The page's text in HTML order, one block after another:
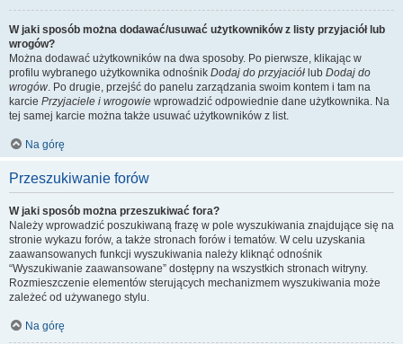
W jaki sposób można dodawać/usuwać użytkowników z listy przyjaciół lub
wrogów?
Można dodawać użytkowników na dwa sposoby. Po pierwsze, klikając w
profilu wybranego użytkownika odnośnik Dodaj do przyjaciół lub Dodaj do
wrogów. Po drugie, przejść do panelu zarządzania swoim kontem i tam na
karcie Przyjaciele i wrogowie wprowadzić odpowiednie dane użytkownika. Na
tej samej karcie można także usuwać użytkowników z list.
Na górę
Przeszukiwanie forów
W jaki sposób można przeszukiwać fora?
Należy wprowadzić poszukiwaną frazę w pole wyszukiwania znajdujące się na
stronie wykazu forów, a także stronach forów i tematów. W celu uzyskania
zaawansowanych funkcji wyszukiwania należy kliknąć odnośnik
“Wyszukiwanie zaawansowane” dostępny na wszystkich stronach witryny.
Rozmieszczenie elementów sterujących mechanizmem wyszukiwania może
zależeć od używanego stylu.
Na górę